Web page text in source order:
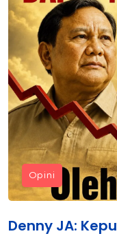
Opini
Denny JA: